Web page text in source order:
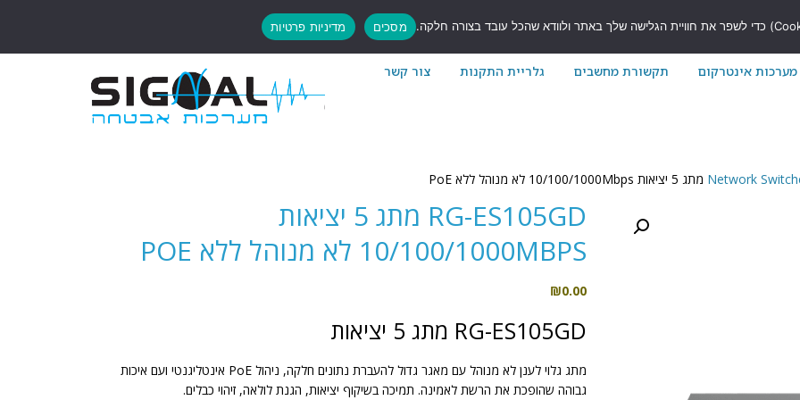
מערכות אינטרקום תקשורת מחשבים גלריית התקנות צור קשר
RG-ES105GD מתג 5 יציאות
10/100/1000MBPS לא מנוהל ללא POE
₪0.00
RG-ES105GD מתג 5 יציאות
מתג גלוי לענן לא מנוהל עם מאגר גדול להעברת נתונים חלקה, ניהול PoE אינטליגנטי ועם איכות
גבוהה שהופכת את הרשת לאמינה. תמיכה בשיקוף יציאות, הגנת לולאה, זיהוי כבלים.
מסכים מדיניות פרטיות